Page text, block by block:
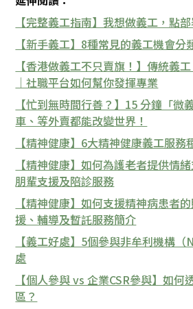
【完整義工指南】我想做義工，點部
【新手義工】8種常見的義工機會分
【香港做義工不只賣旗！】傳統義
｜社職平台如何幫你發揮專業
【忙到無時間行善？】15 分鐘「微
車、等外賣都能改變世界！
【精神健康】6大精神健康義工服務
【精神健康】如何為護老者提供情
朋輩支援及陪診服務
【精神健康】如何支援精神病患者
援、輔導及暫託服務簡介
【義工好處】5個參與非牟利機構
處
【個人參與 vs 企業CSR參與】如何
區？